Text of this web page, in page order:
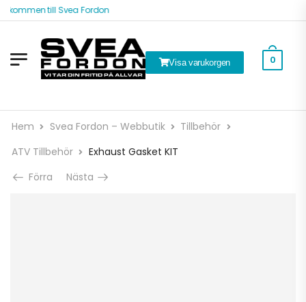
till Svea Fordon
Visa varukorgen 0
Hem Svea Fordon – Webbutik
Tillbehör
ATV Tillbehör
Exhaust Gasket KIT
Förra
Nästa